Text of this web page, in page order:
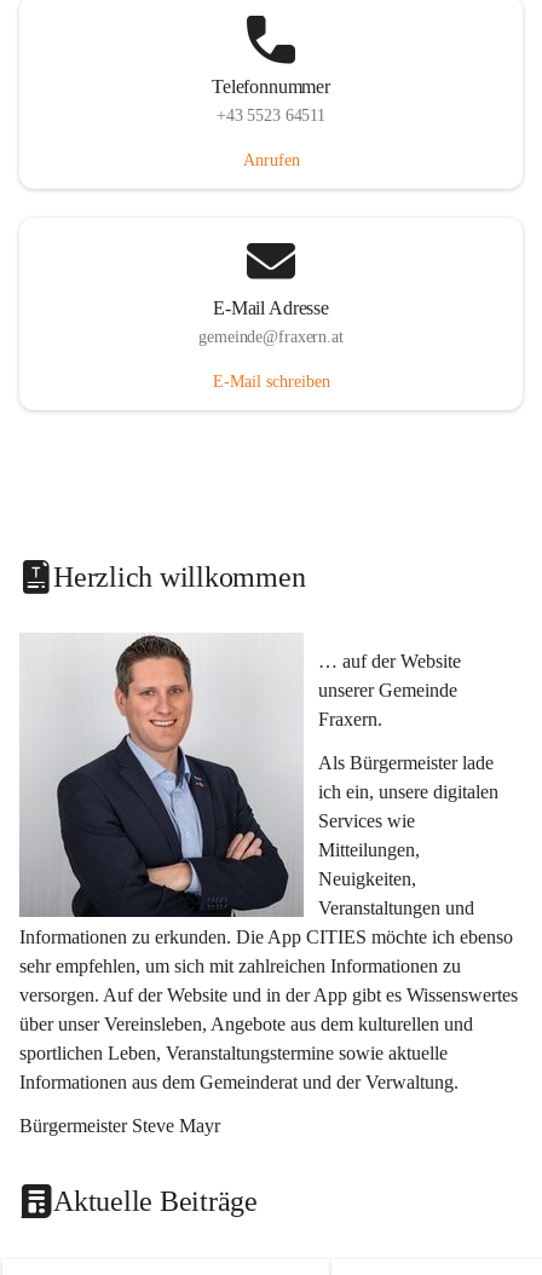
Telefonnummer
+43 5523 64511
Anrufen
E-Mail Adresse
gemeinde@fraxern.at
E-Mail schreiben
Herzlich willkommen
… auf der Website
unserer Gemeinde
Fraxern.
Als Bürgermeister lade
ich ein, unsere digitalen
Services wie
Mitteilungen,
Neuigkeiten,
Veranstaltungen und
Informationen zu erkunden. Die App CITIES möchte ich ebenso
sehr empfehlen, um sich mit zahlreichen Informationen zu
versorgen. Auf der Website und in der App gibt es Wissenswertes
über unser Vereinsleben, Angebote aus dem kulturellen und
sportlichen Leben, Veranstaltungstermine sowie aktuelle
Informationen aus dem Gemeinderat und der Verwaltung.
Bürgermeister Steve Mayr
Aktuelle Beiträge